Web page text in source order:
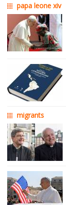
papa leone xiv
migrants